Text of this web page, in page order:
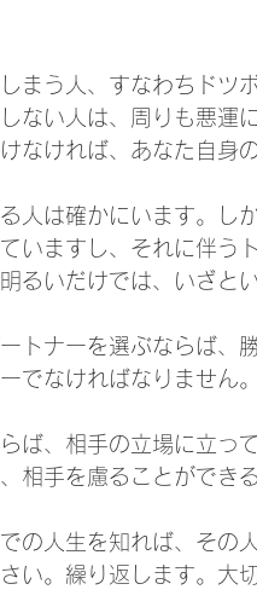
まう人、すなわちドツ
ない人は、周りも悪運
なければ、あなた自身
人は確かにいます。し
いますし、それに伴う
るいだけでは、いざと
トナーを選ぶならば、
でなければなりません
ば、相手の立場に立っ
相手を慮ることができ
の人生を知れば、その
い。繰り返します。大